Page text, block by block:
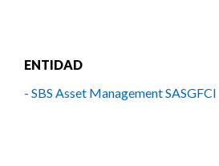
ENTIDAD
- SBS Asset Management SASGFCI